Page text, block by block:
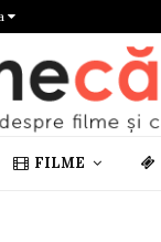
FILME